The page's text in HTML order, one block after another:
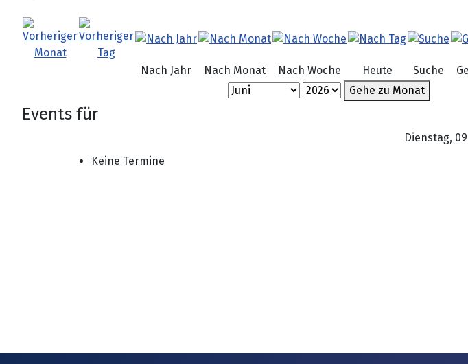
Nach Jahr Nach Monat Nach Woche Heute Suche
Gehe zu Monat
Events für
Dienstag,
Keine Termine